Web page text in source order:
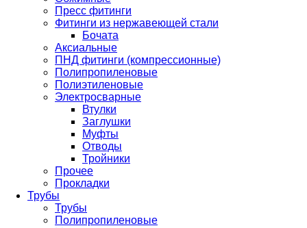
Пресс фитинги
Фитинги из нержавеющей стали
Бочата
Аксиальные
ПНД фитинги (компрессионные)
Полипропиленовые
Полиэтиленовые
Электросварные
Втулки
Заглушки
Муфты
Отводы
Тройники
Прочее
Прокладки
Трубы
Трубы
Полипропиленовые